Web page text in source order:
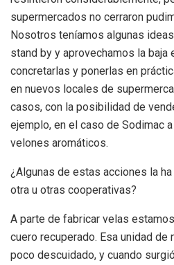
supermercados no cerraron
Nosotros teníamos algunas
stand by y aprovechamos la baja
concretarlas y ponerlas en
en nuevos locales de
casos, con la posibilidad de
ejemplo, en el caso de Sodimac
velones aromáticos.
¿Algunas de estas acciones la
otra u otras cooperativas?
A parte de fabricar velas
cuero recuperado. Esa unidad de
poco descuidado, y cuando